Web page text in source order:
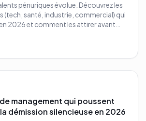
pénuriques évolue. Découvrez les
(tech, santé, industrie, commercial) qui
2026 et comment les attirer avant
management qui poussent
démission silencieuse en 2026